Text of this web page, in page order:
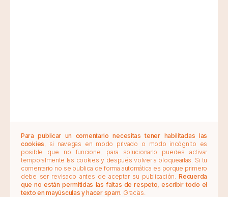
Para publicar un comentario necesitas tener habilitadas las
cookies , si navegas en modo privado o modo incógnito es
posible que no funcione, para solucionarlo puedes activar
temporalmente las cookies y después volver a bloquearlas. Si tu
comentario no se publica de forma automática es porque primero
debe ser revisado antes de aceptar su publicación.Recuerda
que no están permitidas las faltas de respeto, escribir todo el
texto en mayúsculas y hacer spam. Gracias.